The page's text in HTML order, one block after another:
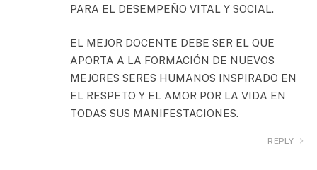
PARA EL DESEMPEÑO VITAL Y SOCIAL.
EL MEJOR DOCENTE DEBE SER EL QUE
APORTA A LA FORMACIÓN DE NUEVOS
MEJORES SERES HUMANOS INSPIRADO EN
EL RESPETO Y EL AMOR POR LA VIDA EN
TODAS SUS MANIFESTACIONES.
REPLY